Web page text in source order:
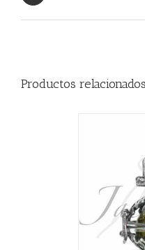
Productos relacionados